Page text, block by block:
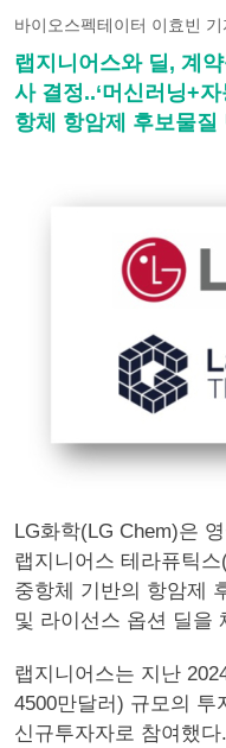
바이오스펙테이터 이효빈 기
랩지니어스와 딜, 계
사 결정..‘머신러닝+
항체 항암제 후보물질
LG화학(LG Chem)은
랩지니어스 테라퓨틱
중항체 기반의 항암제
및 라이선스 옵션 딜을
랩지니어스는 지난
4500만달러) 규모의 투
신규투자자로 참여했